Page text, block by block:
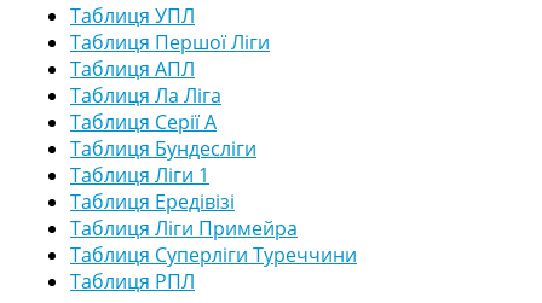
Таблиця УПЛ
Таблиця Першої Ліги
Таблиця АПЛ
Таблиця Ла Ліга
Таблиця Серії А
Таблиця Бундесліги
Таблиця Ліги 1
Таблиця Ередівізі
Таблиця Ліги Примейра
Таблиця Суперліги Туреччини
Таблиця РПЛ